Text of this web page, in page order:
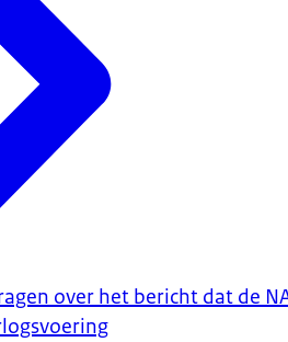
over het bericht dat de